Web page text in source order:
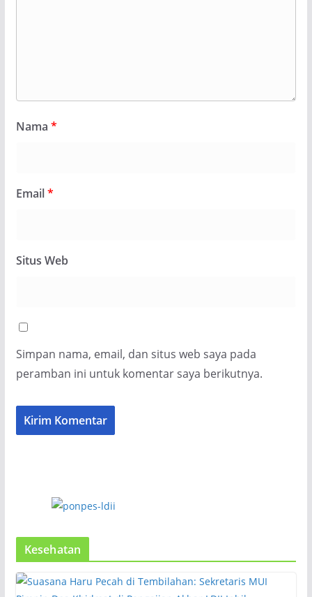
Nama *
Email*
Situs Web
Simpan nama, email, dan situs web saya pada
peramban ini untuk komentar saya berikutnya.
Kesehatan